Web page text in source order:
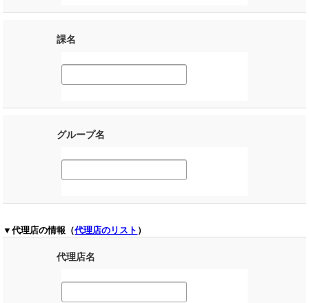
課名
グループ名
▼代理店の情報（代理店のリスト ）
代理店名